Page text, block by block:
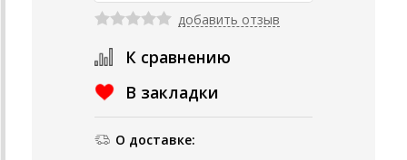
добавить отзыв
К сравнению
В закладки
О доставке: